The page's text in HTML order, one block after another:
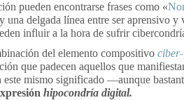
pueden encontrarse frases como «
una delgada línea entre ser aprensivo
influir a la hora de sufrir
del elemento compositivo ciber-
que padecen aquellos que
este mismo significado —aunque
hipocondría digital.